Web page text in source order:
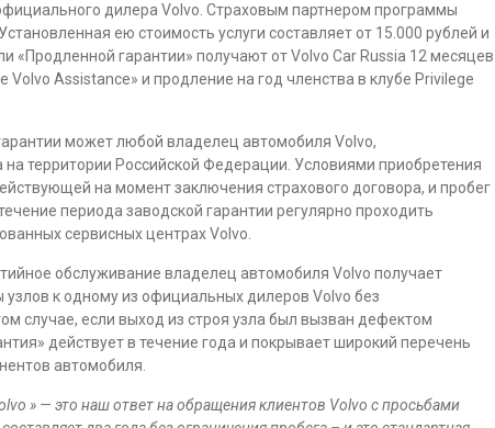
дилера Volvo. Страховым партнером программы
ею стоимость услуги составляет от 15.000 рублей и
«Продленной гарантии» получают от Volvo Car Russia 12 месяцев
Assistance» и продление на год членства в клубе Privilege
может любой владелец автомобиля Volvo,
территории Российской Федерации. Условиями приобретения
на момент заключения страхового договора, и пробег
периода заводской гарантии регулярно проходить
сервисных центрах Volvo.
обслуживание владелец автомобиля Volvo получает
к одному из официальных дилеров Volvo без
случае, если выход из строя узла был вызван дефектом
действует в течение года и покрывает широкий перечень
автомобиля.
» — это наш ответ на обращения клиентов Volvo с просьбами